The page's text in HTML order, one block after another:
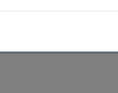
Accueil Cours